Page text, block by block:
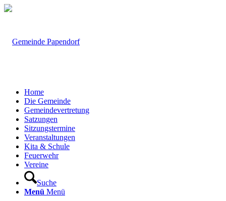
Home
Die Gemeinde
Gemeindevertretung
Satzungen
Sitzungstermine
Veranstaltungen
Kita & Schule
Feuerwehr
Vereine
Suche
Menü Menü